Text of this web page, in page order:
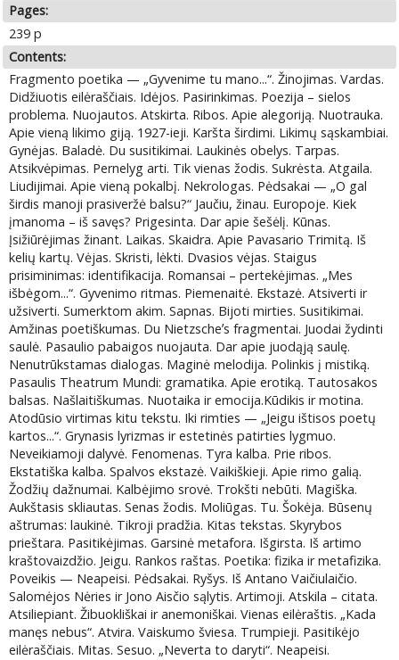
Pages:
239 p
Contents:
Fragmento poetika — „Gyvenime tu mano...“. Žinojimas. Vardas.
Didžiuotis eilėraščiais. Idėjos. Pasirinkimas. Poezija – sielos
problema. Nuojautos. Atskirta. Ribos. Apie alegoriją. Nuotrauka.
Apie vieną likimo giją. 1927-ieji. Karšta širdimi. Likimų sąskambiai.
Gynėjas. Baladė. Du susitikimai. Laukinės obelys. Tarpas.
Atsikvėpimas. Pernelyg arti. Tik vienas žodis. Sukrėsta. Atgaila.
Liudijimai. Apie vieną pokalbį. Nekrologas. Pėdsakai — „О gal
širdis manoji prasiveržė balsu?“ Jaučiu, žinau. Europoje. Kiek
įmanoma – iš savęs? Prigesinta. Dar apie šešėlį. Kūnas.
Įsižiūrėjimas žinant. Laikas. Skaidra. Apie Pavasario Trimitą. Iš
kelių kartų. Vėjas. Skristi, lėkti. Dvasios vėjas. Staigus
prisiminimas: identifikacija. Romansai – pertekėjimas. „Mes
išbėgom...“. Gyvenimo ritmas. Piemenaitė. Ekstazė. Atsiverti ir
užsiverti. Sumerktom akim. Sapnas. Bijoti mirties. Susitikimai.
Amžinas poetiškumas. Du Nietzscheʼs fragmentai. Juodai žydinti
saulė. Pasaulio pabaigos nuojauta. Dar apie juodąją saulę.
Nenutrūkstamas dialogas. Maginė melodija. Polinkis į mistiką.
Pasaulis Theatrum Mundi: gramatika. Apie erotiką. Tautosakos
balsas. Našlaitiškumas. Nuotaika ir emocija.Kūdikis ir motina.
Atodūsio virtimas kitu tekstu. Iki rimties — „Jeigu ištisos poetų
kartos...“. Grynasis lyrizmas ir estetinės patirties lygmuo.
Neveikiamoji dalyvė. Fenomenas. Tyra kalba. Prie ribos.
Ekstatiška kalba. Spalvos ekstazė. Vaikiškieji. Apie rimo galią.
Žodžių dažnumai. Kalbėjimo srovė. Trokšti nebūti. Magiška.
Aukštasis skliautas. Senas žodis. Moliūgas. Tu. Šokėja. Būsenų
aštrumas: laukinė. Tikroji pradžia. Kitas tekstas. Skyrybos
prieštara. Pasitikėjimas. Garsinė metafora. Išgirsta. Iš artimo
kraštovaizdžio. Jeigu. Rankos raštas. Poetika: fizika ir metafizika.
Poveikis — Neapeisi. Pėdsakai. Ryšys. Iš Antano Vaičiulaičio.
Salomėjos Nėries ir Jono Aisčio sąlytis. Artimoji. Atskila – citata.
Atsiliepiant. Žibuokliškai ir anemoniškai. Vienas eilėraštis. „Kada
manęs nebus“. Atvira. Vaiskumo šviesa. Trumpieji. Pasitikėjo
eilėraščiais. Mitas. Sesuo. „Neverta to daryti“. Neapeisi.